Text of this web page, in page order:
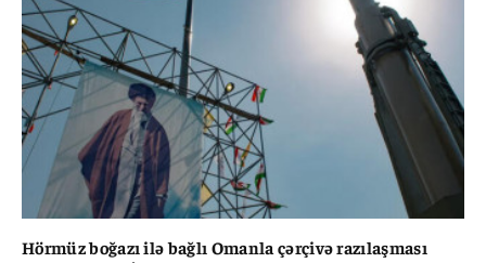
Hörmüz boğazı ilə bağlı Omanla çərçivə razılaşması